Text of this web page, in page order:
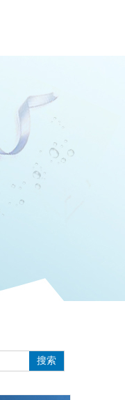
搜索